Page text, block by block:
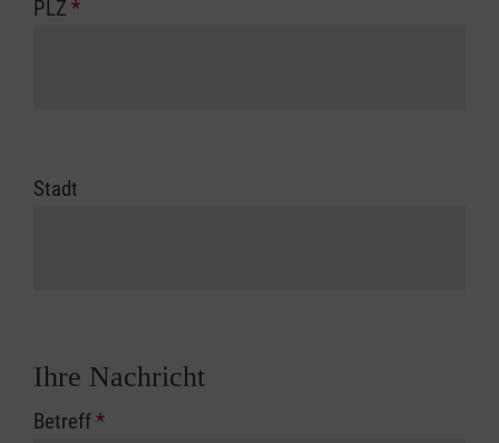
PLZ *
Stadt
Ihre Nachricht
Betreff*